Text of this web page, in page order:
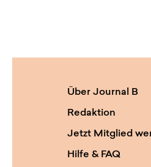
Über Journal B
Redaktion
Jetzt Mitglied
Hilfe & FAQ